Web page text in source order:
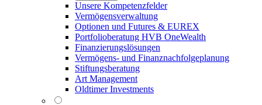
Unsere Kompetenzfelder
Vermögensverwaltung
Optionen und Futures & EUREX
Portfolioberatung HVB OneWealth
Finanzierungslösungen
Vermögens- und Finanznachfolgeplanung
Stiftungsberatung
Art Management
Oldtimer Investments